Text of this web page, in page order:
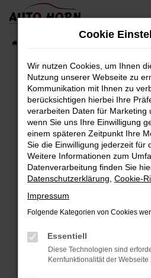
Zum
springen
Fehler: Network
Beim Laden ist ein Fehler
Hier sind ein paar Tipps, die
Überprüfe deine
Internetverbindung.
Laden andere Webseiten,
Suchmaschine?
Prüfe deine
können das Laden
verhindern. Funktioniert
anderen Browser oder in
Cookie
Wir nutzen Cookies, um Ihnen
Nutzung unserer Webseite zu
Kommunikation mit Ihnen zu
berücksichtigen hierbei Ihre
verarbeiten Daten für Marketing
wenn Sie uns Ihre Einwilligung
einem späteren Zeitpunkt Ihre
Sie die Einwilligung jederzeit für
Weitere Informationen zum
Datenverarbeitung finden Sie
Datenschutzerklärung Cookie-
Impressum
Folgende Kategorien von Cookies
Essentiell
Diese Technologien sind
Kernfunktionalität der